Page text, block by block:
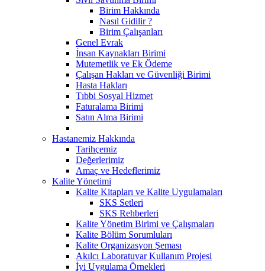
Birim Hakkında
Nasıl Gidilir ?
Birim Çalışanları
Genel Evrak
İnsan Kaynakları Birimi
Mutemetlik ve Ek Ödeme
Çalışan Hakları ve Güvenliği Birimi
Hasta Hakları
Tıbbi Sosyal Hizmet
Faturalama Birimi
Satın Alma Birimi
Hastanemiz Hakkında
Tarihçemiz
Değerlerimiz
Amaç ve Hedeflerimiz
Kalite Yönetimi
Kalite Kitapları ve Kalite Uygulamaları
SKS Setleri
SKS Rehberleri
Kalite Yönetim Birimi ve Çalışmaları
Kalite Bölüm Sorumluları
Kalite Organizasyon Şeması
Akılcı Laboratuvar Kullanım Projesi
İyi Uygulama Örnekleri